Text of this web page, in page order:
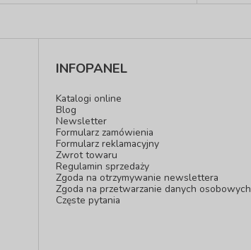
INFOPANEL
Katalogi online
Blog
Newsletter
Formularz zamówienia
Formularz reklamacyjny
Zwrot towaru
Regulamin sprzedaży
Zgoda na otrzymywanie newslettera
Zgoda na przetwarzanie danych osobowych
Częste pytania